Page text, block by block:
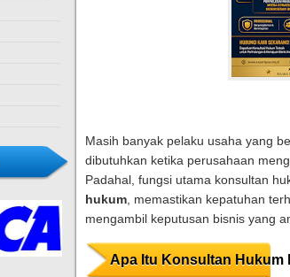
Masih banyak pelaku usaha yang
dibutuhkan ketika perusahaan
Padahal, fungsi utama konsultan
hukum, memastikan kepatuhan
mengambil keputusan bisnis yang
Apa Itu Konsultan Hukum